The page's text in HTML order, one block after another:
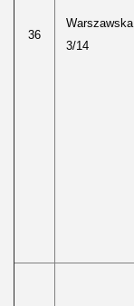
36
Warszawska
3/14